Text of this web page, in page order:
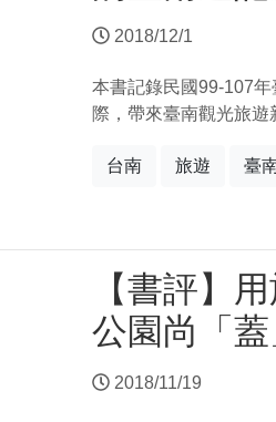
2018/12/1
本書記錄民國99-107
際，帶來臺南觀光旅遊
台南 旅遊 臺
【書評】
公園尚「蓋
2018/11/19